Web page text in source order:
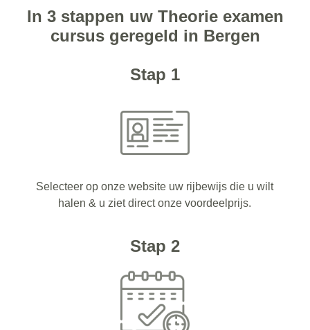
In 3 stappen uw Theorie examen
cursus geregeld in Bergen
Stap 1
Selecteer op onze website uw rijbewijs die u wilt
halen & u ziet direct onze voordeelprijs.
Stap 2